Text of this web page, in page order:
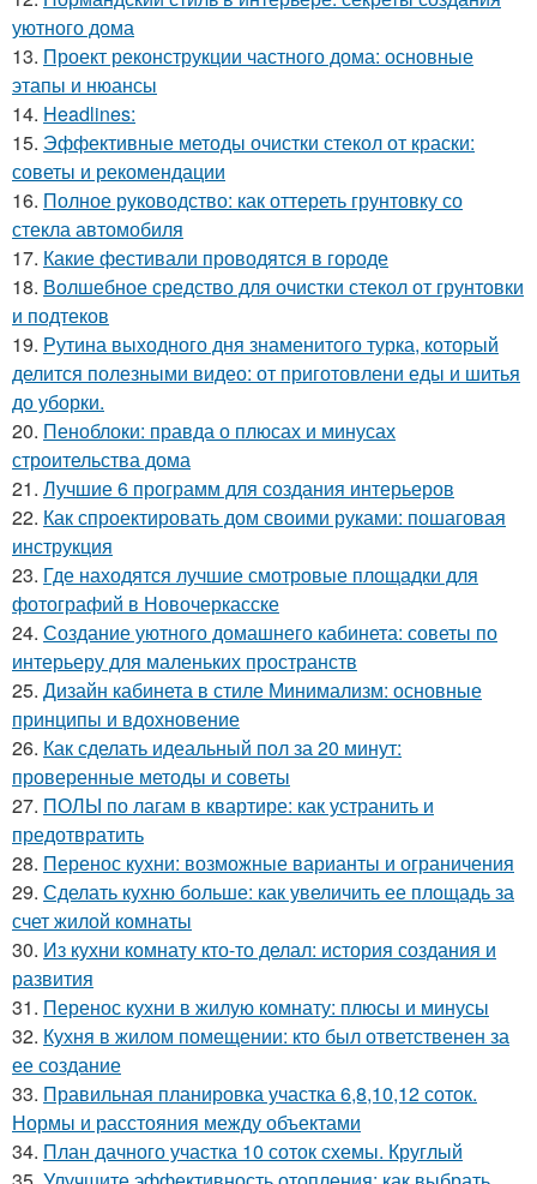
уютного дома
13. Проект реконструкции частного дома: основные
этапы и нюансы
14. Headlines:
15. Эффективные методы очистки стекол от краски:
советы и рекомендации
16. Полное руководство: как оттереть грунтовку со
стекла автомобиля
17. Какие фестивали проводятся в городе
18. Волшебное средство для очистки стекол от грунтовки
и подтеков
19. Рутина выходного дня знаменитого турка, который
делится полезными видео: от приготовлени еды и шитья
до уборки.
20. Пеноблоки: правда о плюсах и минусах
строительства дома
21. Лучшие 6 программ для создания интерьеров
22. Как спроектировать дом своими руками: пошаговая
инструкция
23. Где находятся лучшие смотровые площадки для
фотографий в Новочеркасске
24. Создание уютного домашнего кабинета: советы по
интерьеру для маленьких пространств
25. Дизайн кабинета в стиле Минимализм: основные
принципы и вдохновение
26. Как сделать идеальный пол за 20 минут:
проверенные методы и советы
27. ПОЛЫ по лагам в квартире: как устранить и
предотвратить
28. Перенос кухни: возможные варианты и ограничения
29. Сделать кухню больше: как увеличить ее площадь за
счет жилой комнаты
30. Из кухни комнату кто-то делал: история создания и
развития
31. Перенос кухни в жилую комнату: плюсы и минусы
32. Кухня в жилом помещении: кто был ответственен за
ее создание
33. Правильная планировка участка 6,8,10,12 соток.
Нормы и расстояния между объектами
34. План дачного участка 10 соток схемы. Круглый